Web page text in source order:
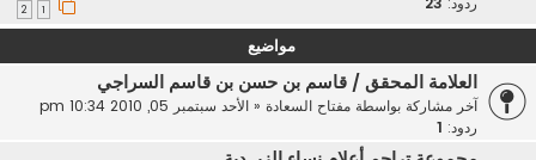
1
2
مواضيع
العلامة المحقق / قاسم بن حسن بن قاسم السراجي
آخر مشاركة بواسطة مفتاح السعادة « الأحد سبتمبر 05, 2010 10:34 pm
ردود: 1